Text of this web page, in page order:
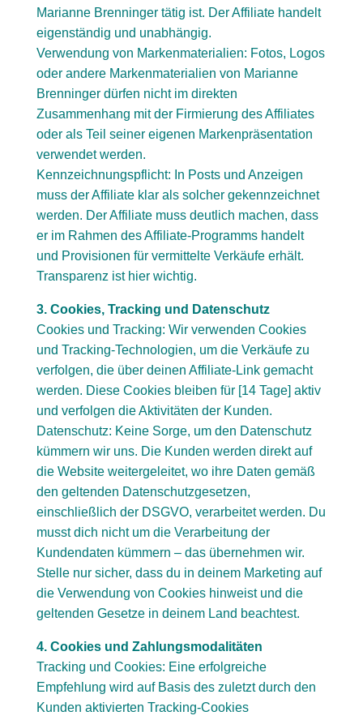
Marianne Brenninger tätig ist. Der Affiliate handelt
eigenständig und unabhängig.
Verwendung von Markenmaterialien: Fotos, Logos
oder andere Markenmaterialien von Marianne
Brenninger dürfen nicht im direkten
Zusammenhang mit der Firmierung des Affiliates
oder als Teil seiner eigenen Markenpräsentation
verwendet werden.
Kennzeichnungspflicht: In Posts und Anzeigen
muss der Affiliate klar als solcher gekennzeichnet
werden. Der Affiliate muss deutlich machen, dass
er im Rahmen des Affiliate-Programms handelt
und Provisionen für vermittelte Verkäufe erhält.
Transparenz ist hier wichtig.
3. Cookies, Tracking und Datenschutz
Cookies und Tracking: Wir verwenden Cookies
und Tracking-Technologien, um die Verkäufe zu
verfolgen, die über deinen Affiliate-Link gemacht
werden. Diese Cookies bleiben für [14 Tage] aktiv
und verfolgen die Aktivitäten der Kunden.
Datenschutz: Keine Sorge, um den Datenschutz
kümmern wir uns. Die Kunden werden direkt auf
die Website weitergeleitet, wo ihre Daten gemäß
den geltenden Datenschutzgesetzen,
einschließlich der DSGVO, verarbeitet werden. Du
musst dich nicht um die Verarbeitung der
Kundendaten kümmern – das übernehmen wir.
Stelle nur sicher, dass du in deinem Marketing auf
die Verwendung von Cookies hinweist und die
geltenden Gesetze in deinem Land beachtest.
4. Cookies und Zahlungsmodalitäten
Tracking und Cookies: Eine erfolgreiche
Empfehlung wird auf Basis des zuletzt durch den
Kunden aktivierten Tracking-Cookies